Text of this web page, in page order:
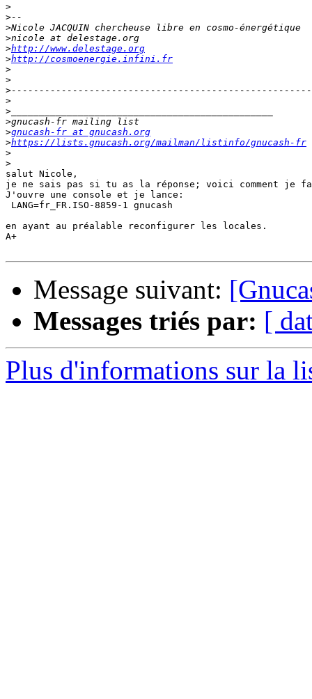
>
>
>
>
>http://www.delestage.org
>http://cosmoenergie.infini.fr
>
>
>
>
>
>
>gnucash-fr at gnucash.org
>https://lists.gnucash.org/mailman/listinfo/gnucash-fr
>
>
salut Nicole,
je ne sais pas si tu as la réponse; voici comment je
J'ouvre une console et je lance:
LANG=fr_FR.ISO-8859-1 gnucash
en ayant au préalable reconfigurer les locales.
A+
Message suivant:
Messages triés par: [
Plus d'informations sur la